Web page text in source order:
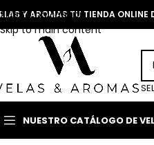
Skip to navigation
Skip to main content
Y AROMAS TU TIENDA ONLINE
NUESTRO CATÁLOGO DE